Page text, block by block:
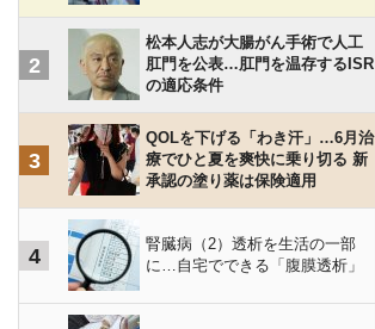
2
松本人志が大腸がん手術で人工
肛門を公表…肛門を温存するISR
の適応条件
3
QOLを下げる「わき汗」…6月治
療でひと夏を爽快に乗り切る 新
承認の塗り薬は保険適用
4
腎臓病（2）透析を生活の一部
に…自宅でできる「腹膜透析」